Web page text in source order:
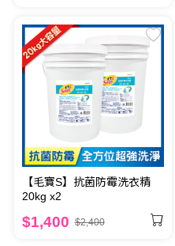
【毛寶S】抗菌防霉洗衣精
20kg x2
$1,400 $2,400